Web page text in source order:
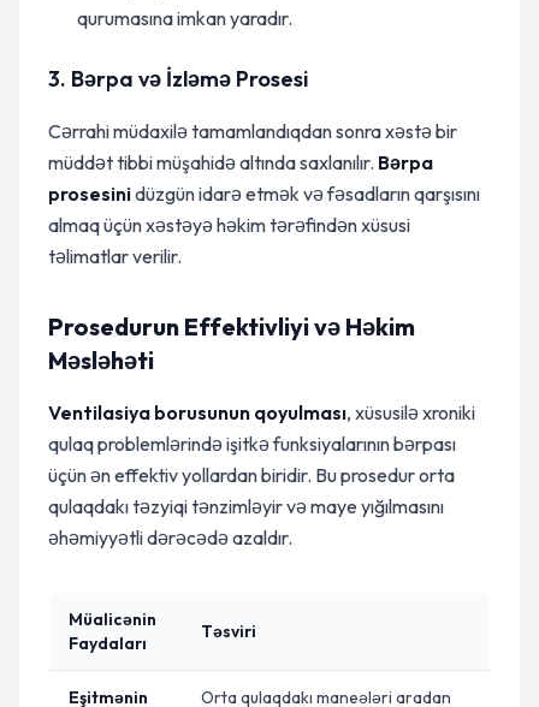
qurumasına imkan yaradır.
3. Bərpa və İzləmə Prosesi
Cərrahi müdaxilə tamamlandıqdan sonra xəstə bir
müddət tibbi müşahidə altında saxlanılır. Bərpa
prosesinidüzgün idarə etmək və fəsadların qarşısını
almaq üçün xəstəyə həkim tərəfindən xüsusi
təlimatlar verilir.
Prosedurun Effektivliyi və Həkim
Məsləhəti
Ventilasiya borusunun qoyulması, xüsusilə xroniki
qulaq problemlərində işitkə funksiyalarının bərpası
üçün ən effektiv yollardan biridir. Bu prosedur orta
qulaqdakı təzyiqi tənzimləyir və maye yığılmasını
əhəmiyyətli dərəcədə azaldır.
Müalicənin
Faydaları
Təsviri
Eşitmənin Orta qulaqdakı maneələri aradan